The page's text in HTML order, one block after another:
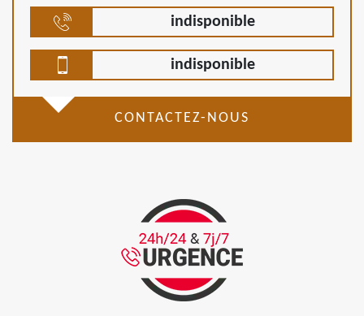
indisponible
indisponible
CONTACTEZ-NOUS